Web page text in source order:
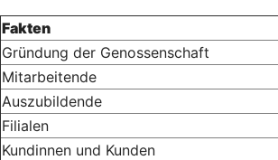
Fakten
Gründung der Genossenschaft
Mitarbeitende
Auszubildende
Filialen
Kundinnen und Kunden